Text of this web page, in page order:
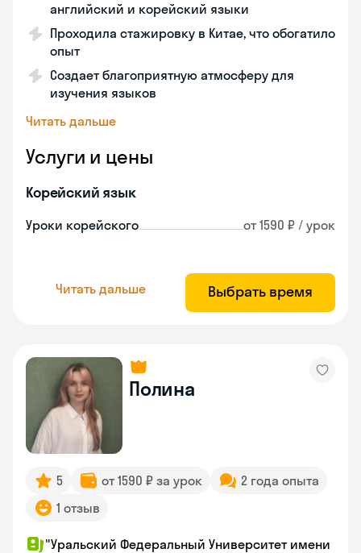
английский и корейский языки
Проходила стажировку в Китае, что обогатило
опыт
Создает благоприятную атмосферу для
изучения языков
Читать дальше
Услуги и цены
Корейский язык
Уроки корейского от 1590 ₽ / урок
Читать дальше Выбрать время
Полина
5 от 1590 ₽ за урок
2 года опыта
1 отзыв
"Уральский Федеральный Университет имени